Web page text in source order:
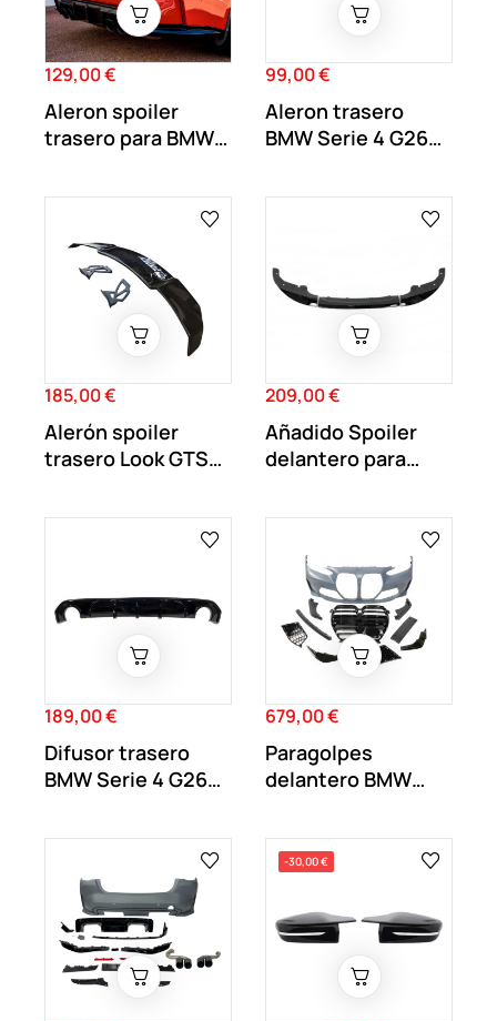
Precio
129,00 €
Aleron spoiler
trasero para BMW
Precio
99,00 €
Aleron trasero
BMW Serie 4 G26
Negro...
Precio
185,00 €
Alerón spoiler
trasero Look GTS
Precio
209,00 €
Añadido Spoiler
delantero para
Precio
189,00 €
Difusor trasero
BMW Serie 4 G26
Precio
679,00 €
Paragolpes
delantero BMW
Coupe...
-30,00 €